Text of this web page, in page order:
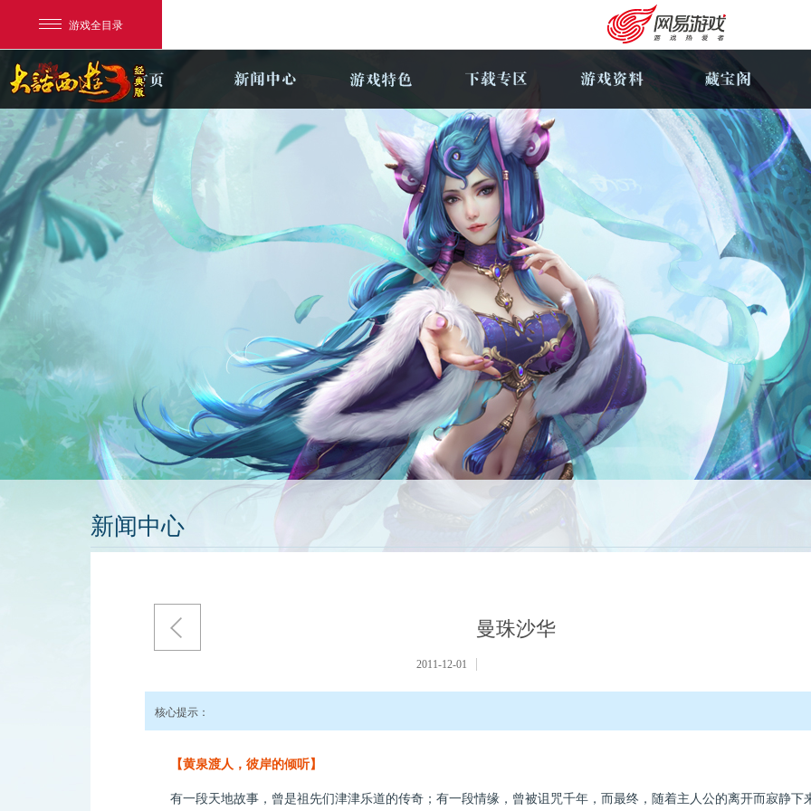
游戏全目录
网易游戏
购卡充值 客服中心
新闻中心
曼珠沙华
2011-12-01
核心提示：
【黄泉渡人，彼岸的倾听】
有一段天地故事，曾是祖先们津津乐道的传奇；有一段情缘，曾被诅咒千年，而最终，随着主人公的离开而寂静